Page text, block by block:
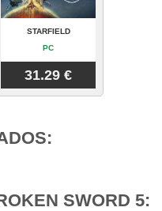
STARFIELD
PC
31.29 €
SWORD 5: